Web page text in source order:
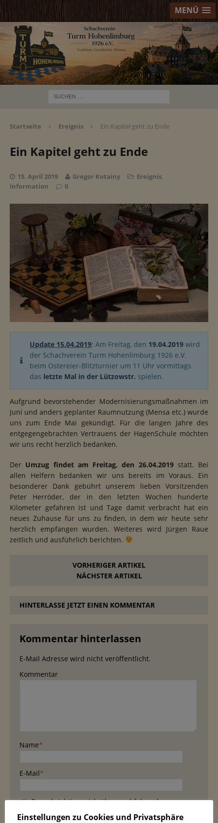
MENÜ
Startseite Ereignis Ein Kapitel geht zu Ende
Ein Kapitel geht zu Ende
15. April 2019 Gregor Kotainy Ereignis,
Information
0
Update 15.04.2019: Am Freitag, den 19.04.2019 wird
der Schachverein Turm Hohenlimburg 1926 e.V.
beim Ostereier-Blitzturnier um 11 Uhr vormittags
das letzte Mal in der Lützowstr. spielen.
Aufgrund bevorstehender Modernisierungsmaßnahmen im
Juni und anders geplanter Raumnutzung (Mensa etc.) wurde
uns zum Ende Mai gekündigt. Für die langen Jahre des
entgegengebrachten Vertrauens der HagenSchule möchten
wir uns recht herzlich bedanken.
Der Umzug findet am Freitag, den 26.04.2019statt. Bei
allen Helfern bedanken wir uns bereits im Voraus. Ein
besonderer Dank gebührt unserem lieben Vorsitzenden
Peter Herröder, der in den letzten Wochen hunderte
Kilometer gefahren ist und Tage damit verbracht hat ein
neues Zuhause für uns zu finden, in dem wir heute sehr
herzlich empfangen wurden. Weiteres wird Jürgen Raue
zeitlich und ausführlich berichten.
VORHERIGER ARTIKEL
NÄCHSTER ARTIKEL
HINTERLASSE JETZT EINEN KOMMENTAR
Kommentar hinterlassen
E-Mail Adresse wird nicht veröffentlicht.
Kommentar
Name*
E-Mail*
Benachrichtige mich über nachfolgende
Kommentare via E-Mail.
Einstellungen zu Cookies und Privatsphäre